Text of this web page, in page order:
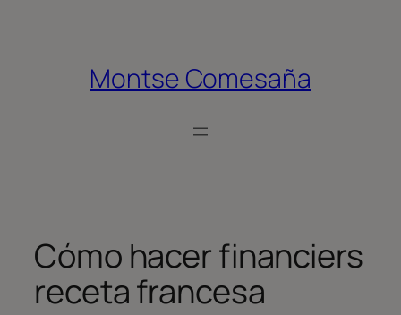
Montse Comesaña
Cómo hacer financiers
receta francesa